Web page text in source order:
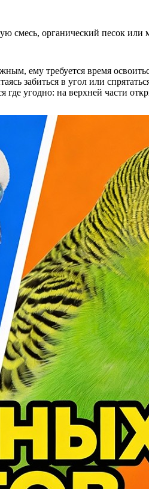
смесь, органический песок
ему требуется время
забиться в угол или
угодно: на верхней части